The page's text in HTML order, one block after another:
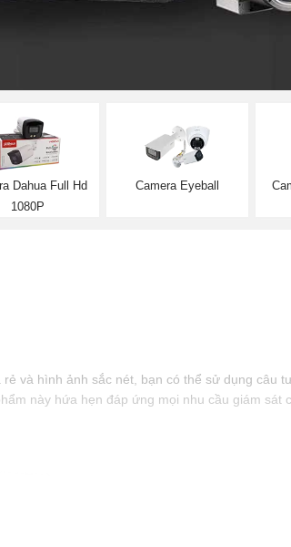
Dahua Full Hd
1080P
Camera Eyeball
và hình ảnh sắc nét, bạn có thể sử dụng câu
này hứa hẹn đáp ứng mọi nhu cầu giám sát